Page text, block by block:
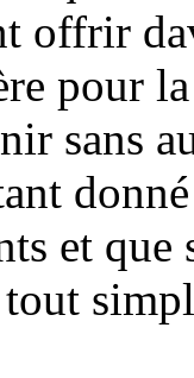
offrir
pour
sans
et que